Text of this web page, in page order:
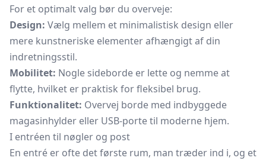
For et optimalt valg bør du overveje:
Design: Vælg mellem et minimalistisk design eller
mere kunstneriske elementer afhængigt af din
indretningsstil.
Mobilitet: Nogle sideborde er lette og nemme at
flytte, hvilket er praktisk for fleksibel brug.
Funktionalitet: Overvej borde med indbyggede
magasinhylder eller USB-porte til moderne hjem.
I entréen til nøgler og post
En entré er ofte det første rum, man træder ind i, og et